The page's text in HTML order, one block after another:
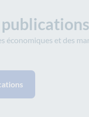
économiques et des